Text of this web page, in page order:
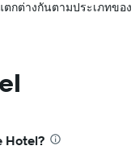
ตกต่างกันตามประเภทของ
Hotel?